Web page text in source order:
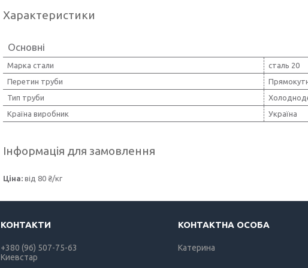
Характеристики
Основні
Марка стали
сталь 20
Перетин труби
Тип труби
Країна виробник
Україна
Інформація для замовлення
Ціна: від 80 ₴/кг
+380 (96) 507-75-63
Киевстар
Катерина